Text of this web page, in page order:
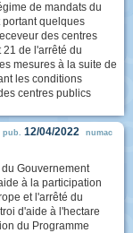
de mandats du
quelques
des centres
de l'arrêté du
mesures à la suite de
les conditions
centres publics
pub. 12/04/2022 numac
Gouvernement
à la participation
et l'arrêté du
d'aide à l'hectare
du Programme